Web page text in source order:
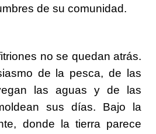
de su comunidad.
no se quedan atrás.
de la pesca, de las
las aguas y de las
sus días. Bajo la
donde la tierra parece